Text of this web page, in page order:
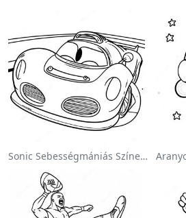
Sonic Sebességmániás Színezőlap